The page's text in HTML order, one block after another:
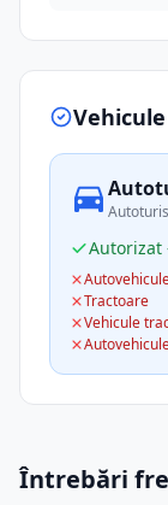
Tractoare
Vehicule
Întrebări